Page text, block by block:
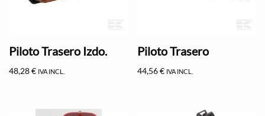
Piloto Trasero Izdo.
48,28€ IVA INCL.
Piloto Trasero
44,56€ IVA INCL.